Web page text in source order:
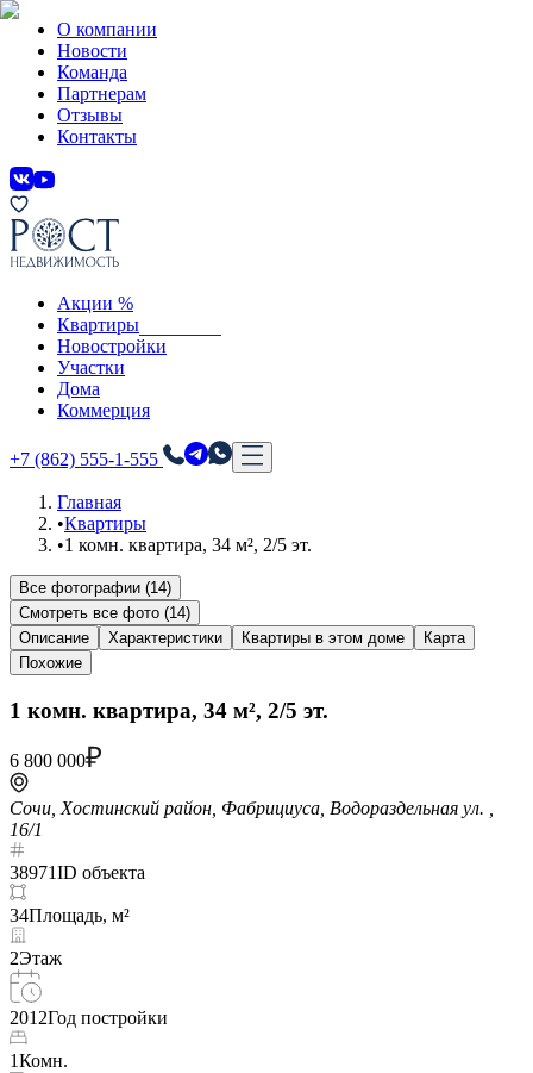
О компании
Новости
Команда
Партнерам
Отзывы
Контакты
Акции %
Квартиры
Новостройки
Участки
Дома
Коммерция
+7 (862) 555-1-555
Главная
•Квартиры
•1 комн. квартира, 34 м², 2/5 эт.
Все фотографии (14)
Смотреть все фото (14)
Описание
Характеристики Квартиры в этом доме
Карта
Похожие
1 комн. квартира, 34 м², 2/5 эт.
6 800 000
Сочи, Хостинский район, Фабрициуса, Водораздельная ул. ,
16/1
38971ID объекта
34Площадь, м²
2Этаж
2012Год постройки
1Комн.